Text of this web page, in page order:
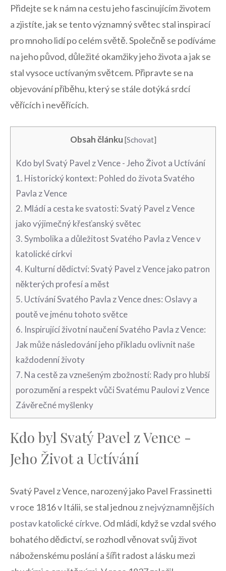
Přidejte‍ se⁢ k⁤ nám na cestu jeho fascinujícím životem
a zjistíte, jak se tento významný světec stal inspirací
pro mnoho lidí po celém ⁢světě. Společně se⁢ podíváme‌
na ⁤jeho původ, ‍důležité ​okamžiky ⁣jeho života ⁣a jak ⁢se
stal vysoce uctívaným světcem. Připravte ⁤se na
objevování⁢ příběhu,​ který⁢ se stále⁣ dotýká srdcí
věřících i nevěřících.
Obsah článku [Schovat]
Kdo ⁤byl Svatý Pavel z Vence ‌- ⁤Jeho Život​ a Uctívání
1. Historický‌ kontext:​ Pohled do života Svatého⁢
Pavla‍ z Vence
2. Mládí a cesta ke svatosti: Svatý Pavel ⁤z​ Vence
jako výjimečný křesťanský světec
3. Symbolika⁤ a důležitost Svatého Pavla z Vence ⁤v
katolické církvi
4. Kulturní dědictví: Svatý ⁤Pavel z Vence jako patron​
některých ​profesí a měst
5. Uctívání Svatého Pavla z Vence ‍dnes: Oslavy​ a
poutě ve ‌jménu tohoto světce
6. Inspirující životní naučení Svatého Pavla z Vence:
⁢Jak může následování jeho ⁤příkladu​ ovlivnit naše
každodenní životy
7. Na cestě⁤ za ⁤vznešeným zbožností: Rady pro hlubší
porozumění a respekt ⁢vůči Svatému ‌Paulovi z⁤ Vence
Závěrečné myšlenky
Kdo ⁤byl Svatý Pavel z Vence ‌-
⁤Jeho Život​ a Uctívání
Svatý⁤ Pavel z ​Vence, narozený jako Pavel Frassinetti
⁤v ⁤roce 1816 v Itálii,​ se stal ​jednou znejvýznamnějších
⁤postav katolické​ církve. Od mládí, když se​ vzdal svého
bohatého‌ dědictví, se⁣ rozhodl ⁤věnovat svůj život
náboženskému poslání a šířit radost a lásku mezi